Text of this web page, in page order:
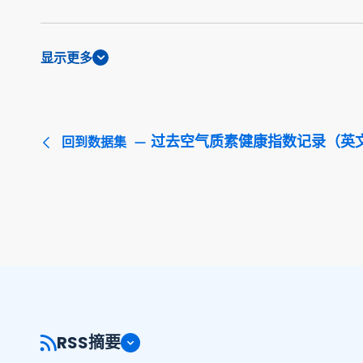
显示更多
回到数据集 过去空气质素健康指数记录（英
RSS摘要